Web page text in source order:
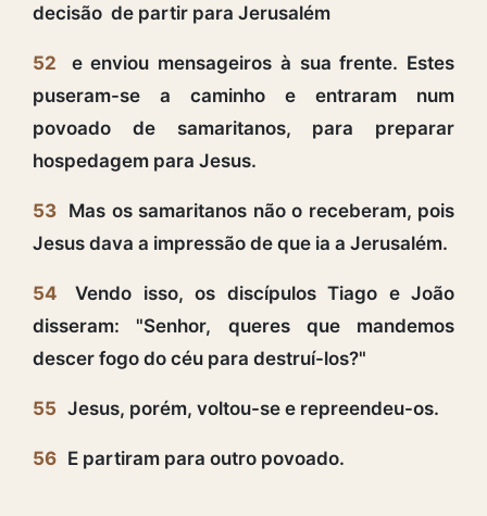
decisão de partir para Jerusalém
52
e enviou mensageiros à sua frente. Estes
puseram-se a caminho e entraram num
povoado de samaritanos, para preparar
hospedagem para Jesus.
53 Mas os samaritanos não o receberam, pois
Jesus dava a impressão de que ia a Jerusalém.
54
Vendo isso, os discípulos Tiago e João
disseram: "Senhor, queres que mandemos
descer fogo do céu para destruí-los?"
55 Jesus, porém, voltou-se e repreendeu-os.
56 E partiram para outro povoado.